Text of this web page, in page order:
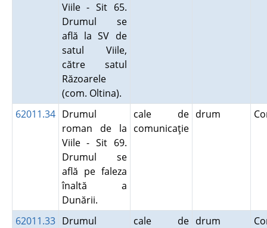
Viile - Sit 65.
Drumul se
află la SV de
satul Viile,
către satul
Răzoarele
(com. Oltina).
62011.34 Drumul
roman de la
Viile - Sit 69.
Drumul se
află pe faleza
înaltă a
Dunării.
cale de
comunicaţie
drum
62011.33 Drumul
cale de drum